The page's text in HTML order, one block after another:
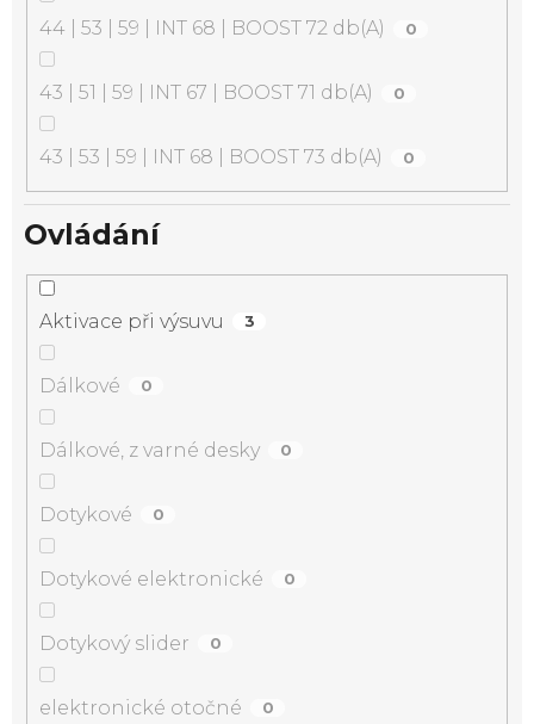
44 | 53 | 59 | INT 68 | BOOST 72 db(A) 0
43 | 51 | 59 | INT 67 | BOOST 71 db(A) 0
43 | 53 | 59 | INT 68 | BOOST 73 db(A) 0
Ovládání
Aktivace při výsuvu 3
Dálkové 0
Dálkové, z varné desky 0
Dotykové 0
Dotykové elektronické 0
Dotykový slider 0
elektronické otočné 0